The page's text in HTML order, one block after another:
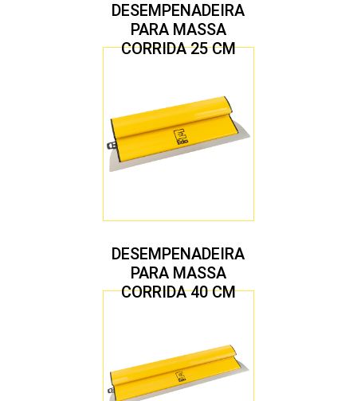
DESEMPENADEIRA
PARA MASSA
CORRIDA 25 CM
DESEMPENADEIRA
PARA MASSA
CORRIDA 40 CM